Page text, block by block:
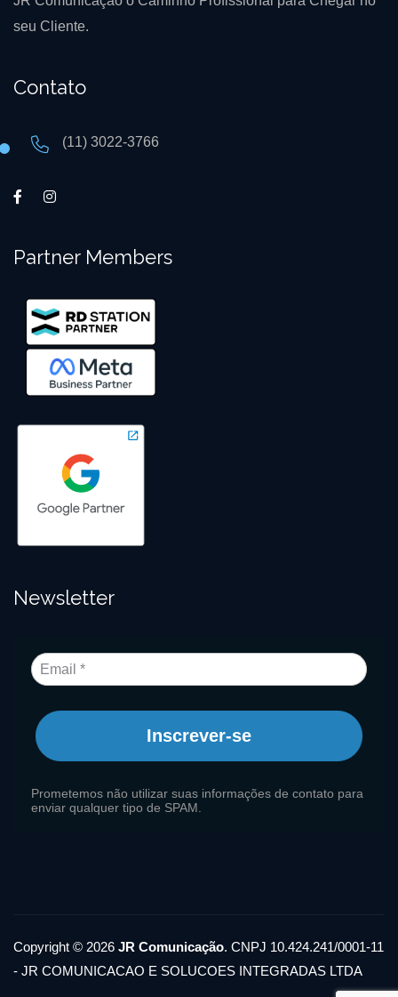
seu Cliente.
Contato
(11) 3022-3766
Partner Members
Newsletter
Inscrever-se
Prometemos não utilizar suas informações de contato para
enviar qualquer tipo de SPAM.
Copyright © 2026 JR Comunicação. CNPJ 10.424.241/0001-11
- JR COMUNICACAO E SOLUCOES INTEGRADAS LTDA